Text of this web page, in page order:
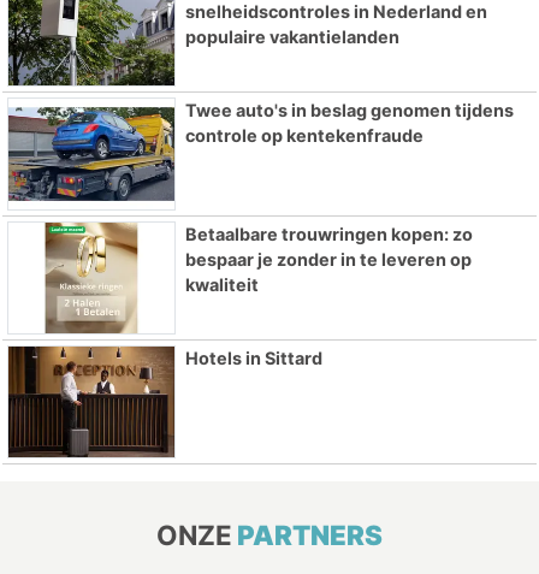
snelheidscontroles in Nederland en
populaire vakantielanden
Twee auto's in beslag genomen tijdens
controle op kentekenfraude
Betaalbare trouwringen kopen: zo
bespaar je zonder in te leveren op
kwaliteit
Hotels in Sittard
ONZE PARTNERS